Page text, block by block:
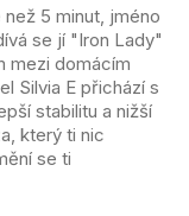
5 minut, jméno
se jí "Iron Lady"
mezi domácím
Silvia E přichází s
stabilitu a nižší
který ti nic
se ti